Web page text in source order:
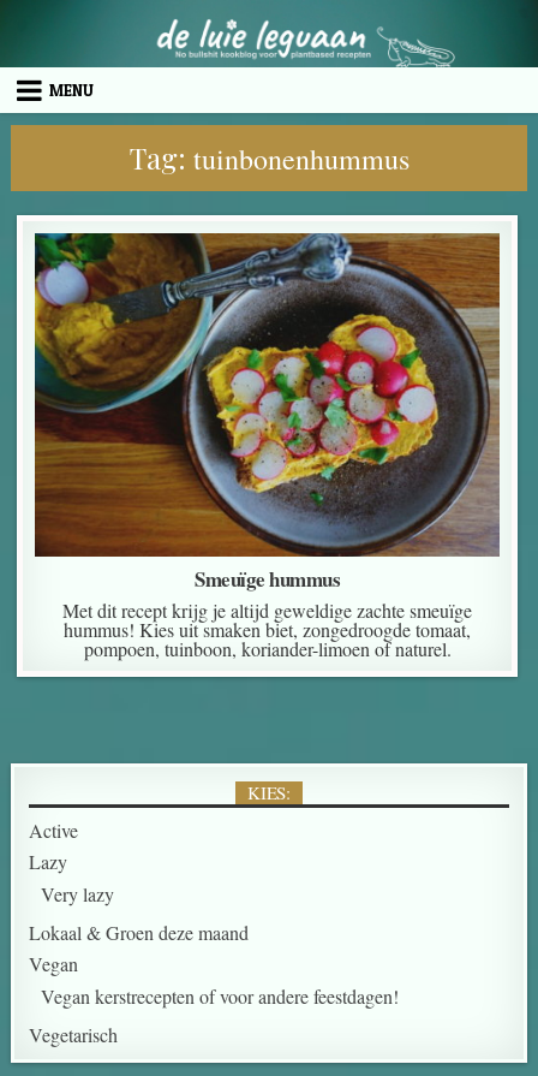
MENU
Tag: tuinbonenhummus
Smeuïge hummus
Met dit recept krijg je altijd geweldige zachte smeuïge
hummus! Kies uit smaken biet, zongedroogde tomaat,
pompoen, tuinboon, koriander-limoen of naturel.
KIES:
Active
Lazy
Very lazy
Lokaal & Groen deze maand
Vegan
Vegan kerstrecepten of voor andere feestdagen!
Vegetarisch